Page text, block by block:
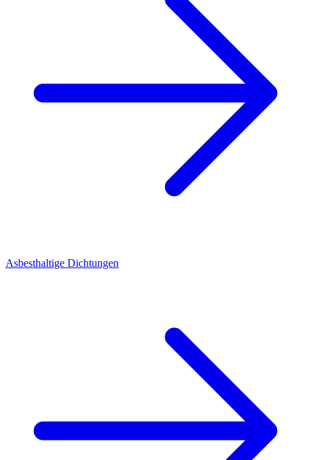
Asbesthaltige Dichtungen